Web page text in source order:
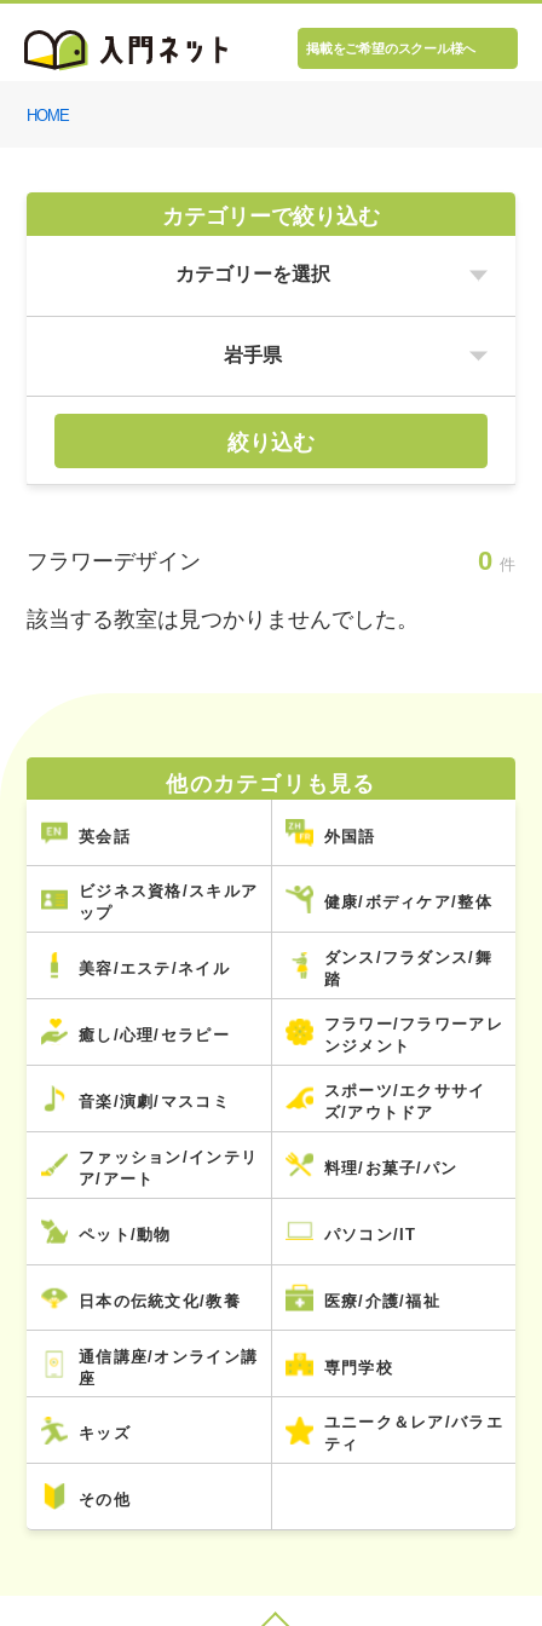
掲載をご希望のスクール様へ
HOME
カテゴリーで絞り込む
絞り込む
フラワーデザイン 0 件
該当する教室は見つかりませんでした。
他のカテゴリも見る
英会話 外国語
ビジネス資格/スキルア
ップ
健康/ボディケア/整体
美容/エステ/ネイル
ダンス/フラダンス/舞
踏
癒し/心理/セラピー
フラワー/フラワーアレ
ンジメント
音楽/演劇/マスコミ
スポーツ/エクササイ
ズ/アウトドア
ファッション/インテリ
ア/アート
料理/お菓子/パン
ペット/動物 パソコン/IT
日本の伝統文化/教養 医療/介護/福祉
通信講座/オンライン講
座
専門学校
キッズ
ユニーク＆レア/バラエ
ティ
その他